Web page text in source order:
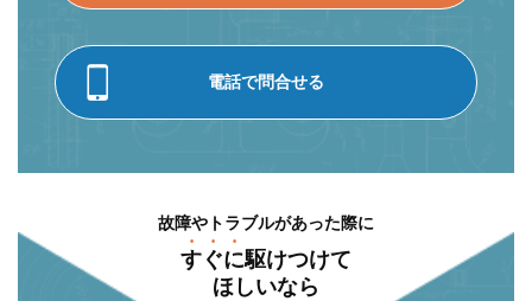
電話で問合せる
故障やトラブルがあった際に
すぐに駆けつけて
ほしいなら